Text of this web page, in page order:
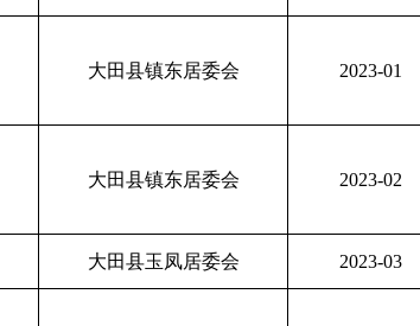
大田县镇东居委会 2023-01
大田县镇东居委会 2023-02
大田县玉凤居委会 2023-03